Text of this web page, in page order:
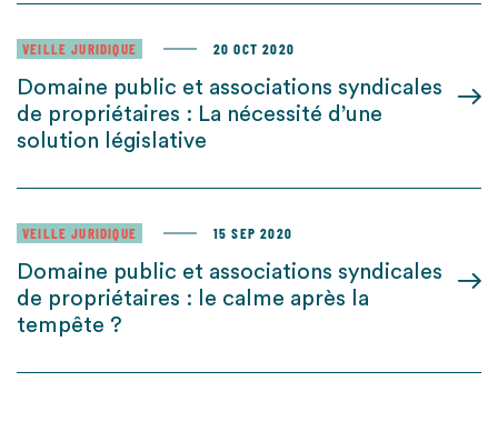
VEILLE JURIDIQUE 20 OCT 2020
Domaine public et associations syndicales
de propriétaires : La nécessité d’une
solution législative
VEILLE JURIDIQUE 15 SEP 2020
Domaine public et associations syndicales
de propriétaires : le calme après la
tempête ?